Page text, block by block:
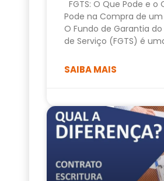
FGTS: O Que Pode e o
Pode na Compra de
O Fundo de Garantia
de Serviço (FGTS) é
SAIBA MAIS